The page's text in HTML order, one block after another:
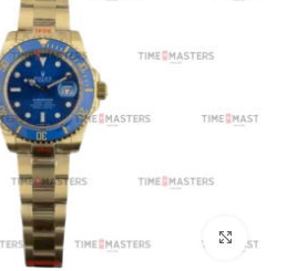
לחצו להגדלה